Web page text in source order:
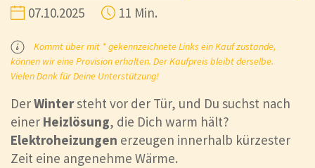
07.10.2025
11 Min.
Kommt über mit * gekennzeichnete Links ein Kauf zustande,
können wir eine Provision erhalten. Der Kaufpreis bleibt derselbe.
Vielen Dank für Deine Unterstützung!
DerWintersteht vor der Tür, und Du suchst nach
einer Heizlösung, die Dich warm hält?
Elektroheizungen erzeugen innerhalb kürzester
Zeit eine angenehme Wärme.